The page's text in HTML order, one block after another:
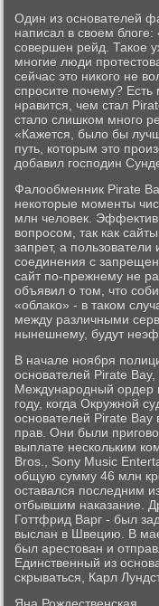
Один из основателей
написал в своем
совершен рейд. Такое
многие люди
сейчас это никого не
спросите почему?
нравится, чем стал
стало слишком много
«Кажется, было бы
путь, которым это
добавил господин
Фалообменник Pirate
некоторые моменты
млн человек.
вопросом, так как
запрет, а
соединения с
сайт по-прежнему не
объявил о том, что
«облако» - в таком
между различными
нынешнему, будут
В начале ноября
основателей Pirate
Международный ордер
году, когда Окружной
основателей Pirate
прав. Они были
выплате нескольким
Bros., Sony Music
общую сумму 46 млн
оставался последним
отбывшим наказание.
Готтфрид Варг - был
выслан в Швецию. В
был арестован и
Единственный из
скрываться, Карл